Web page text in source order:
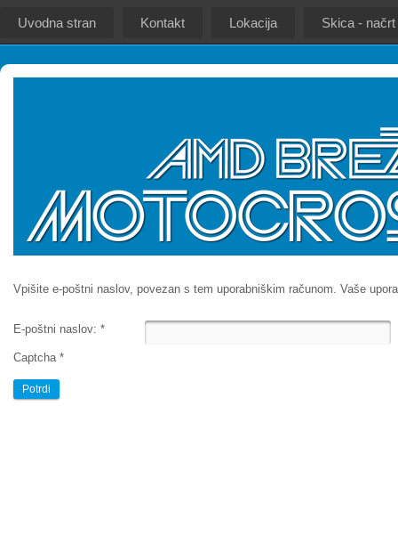
Uvodna stran Kontakt Lokacija Skica -
Vpišite e-poštni naslov, povezan s tem uporabniškim računom. Vaše
E-poštni naslov: *
Captcha*
Potrdi